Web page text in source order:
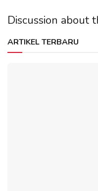
Discussion about
ARTIKEL TERBARU